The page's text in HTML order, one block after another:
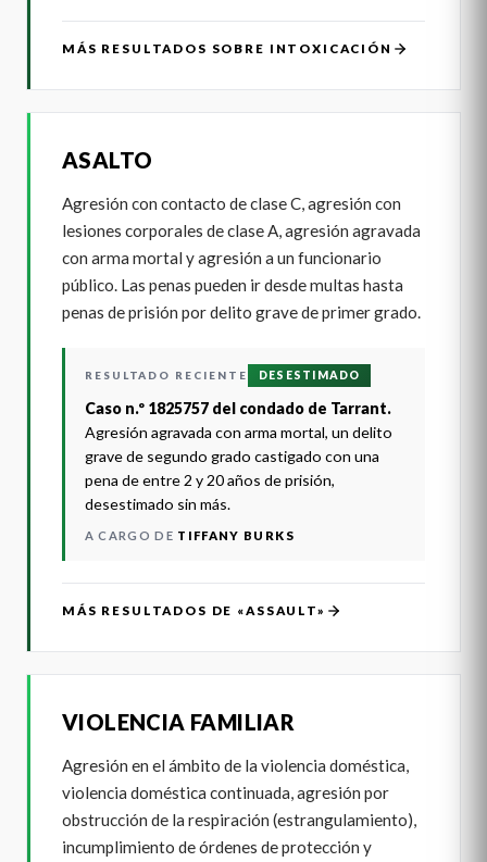
MÁS RESULTADOS SOBRE INTOXICACIÓN
ASALTO
Agresión con contacto de clase C, agresión con
lesiones corporales de clase A, agresión agravada
con arma mortal y agresión a un funcionario
público. Las penas pueden ir desde multas hasta
penas de prisión por delito grave de primer grado.
RESULTADO RECIENTE DESESTIMADO
Caso n.º 1825757 del condado de Tarrant.
Agresión agravada con arma mortal, un delito
grave de segundo grado castigado con una
pena de entre 2 y 20 años de prisión,
desestimado sin más.
A CARGO DE TIFFANY BURKS
MÁS RESULTADOS DE «ASSAULT»
VIOLENCIA FAMILIAR
Agresión en el ámbito de la violencia doméstica,
violencia doméstica continuada, agresión por
obstrucción de la respiración (estrangulamiento),
incumplimiento de órdenes de protección y